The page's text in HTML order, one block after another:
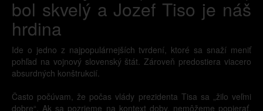
bol skvelý a Jozef Tiso je náš
hrdina
Ide o jedno z najpopulárnejších tvrdení, ktoré sa snaží meniť
pohľad na vojnový slovenský štát. Zároveň predostiera viacero
absurdných konštrukcií.
Často počúvam, že počas vlády prezidenta Tisa sa „žilo veľmi
dobre“. Ak sa pozrieme na kontext doby, nemôžeme popierať,